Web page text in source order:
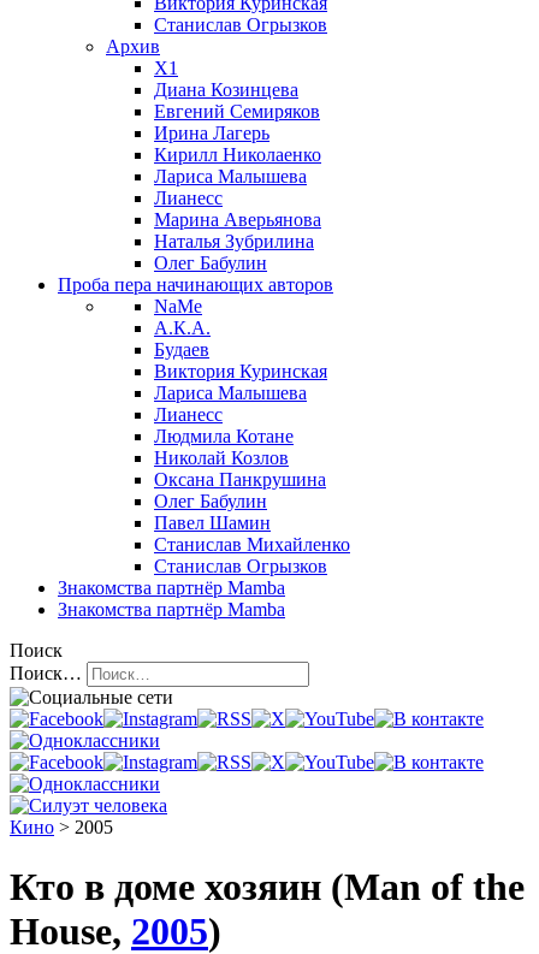
Станислав Огрызков
Архив
X1
Диана Козинцева
Евгений Семиряков
Ирина Лагерь
Кирилл Николаенко
Лариса Малышева
Лианесс
Марина Аверьянова
Наталья Зубрилина
Олег Бабулин
Проба пера начинающих авторов
NaMe
А.К.А.
Будаев
Виктория Куринская
Лариса Малышева
Лианесс
Людмила Котане
Николай Козлов
Оксана Панкрушина
Олег Бабулин
Павел Шамин
Станислав Михайленко
Станислав Огрызков
Знакомства партнёр Mamba
Знакомства партнёр Mamba
Поиск
Поиск…
Кино > 2005
Кто в доме хозяин (Man of the
House, 2005)